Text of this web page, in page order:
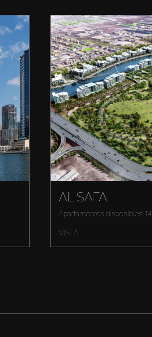
AL SAFA
Apartamentos disponibles: 14
VISTA